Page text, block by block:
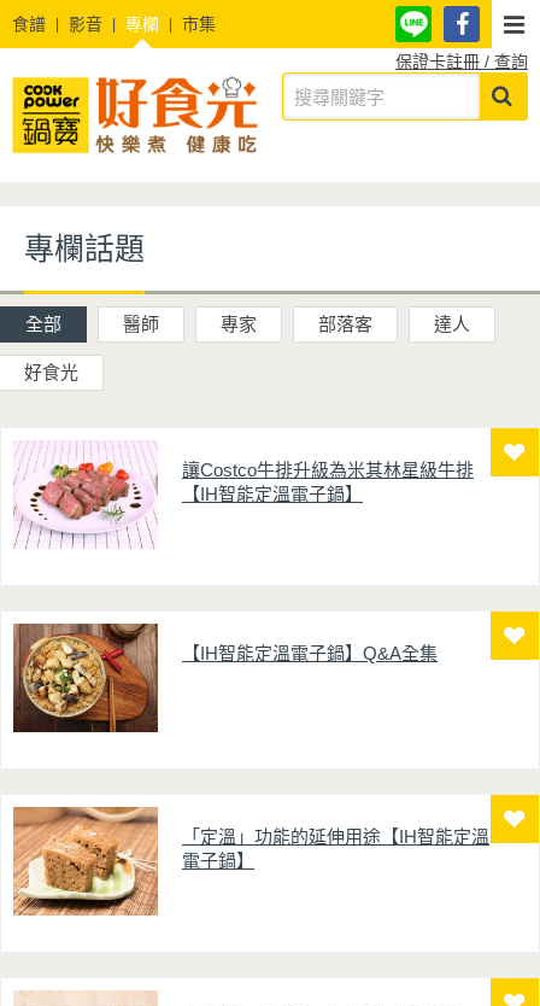
食譜 影音 專欄
市集
保證卡註冊 / 查詢
專欄話題
全部 醫師 專家 部落客 達人
好食光
讓Costco牛排升級為米其林星級牛排
【IH智能定溫電子鍋】
【IH智能定溫電子鍋】Q&A全集
「定溫」功能的延伸用途【IH智能定溫
電子鍋】